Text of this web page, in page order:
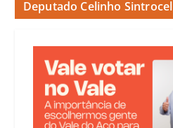
Deputado Celinho Sintrocel